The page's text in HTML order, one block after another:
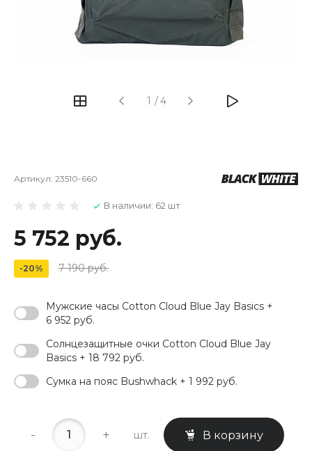
1 /4
Артикул: 23510-660
В наличии: 62 шт
5 752 руб.
-20% 7 190 руб.
Мужские часы Cotton Cloud Blue Jay Basics +
6 952 руб.
Солнцезащитные очки Cotton Cloud Blue Jay
Basics + 18 792 руб.
Сумка на пояс Bushwhack + 1 992 руб.
- + шт. В корзину